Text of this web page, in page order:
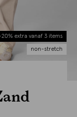
20% extra vanaf 3 items
non-stretch